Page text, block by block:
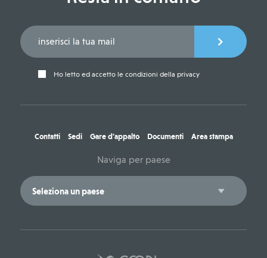
Ho letto ed accetto le condizioni della privacy
Contatti Sedi Gare d'appalto Documenti Area stampa
Naviga per paese